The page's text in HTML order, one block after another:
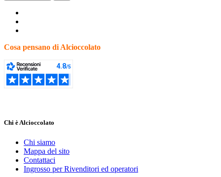
Disponibile
Disponibile
Prezzo
Produttori
Materiale
Cosa pensano di Alcioccolato
Chi è Alcioccolato
Chi siamo
Mappa del sito
Contattaci
Ingrosso per Rivenditori ed operatori